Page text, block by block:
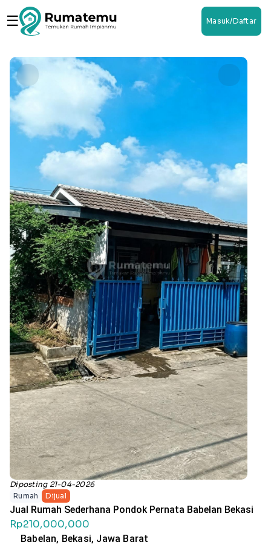
☰ Masuk/Daftar
Diposting 21-04-2026
Rumah
Dijual
Jual Rumah Sederhana Pondok Pernata Babelan Bekasi
Rp210,000,000
Babelan, Bekasi, Jawa Barat